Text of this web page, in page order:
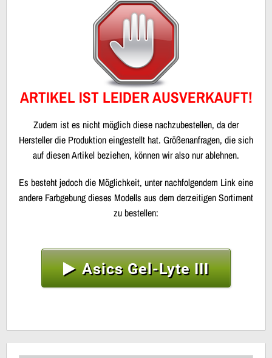
ARTIKEL IST LEIDER AUSVERKAUFT!
Zudem ist es nicht möglich diese nachzubestellen, da der
Hersteller die Produktion eingestellt hat. Größenanfragen, die sich
auf diesen Artikel beziehen, können wir also nur ablehnen.
Es besteht jedoch die Möglichkeit, unter nachfolgendem Link eine
andere Farbgebung dieses Modells aus dem derzeitigen Sortiment
zu bestellen:
Asics Gel-Lyte III